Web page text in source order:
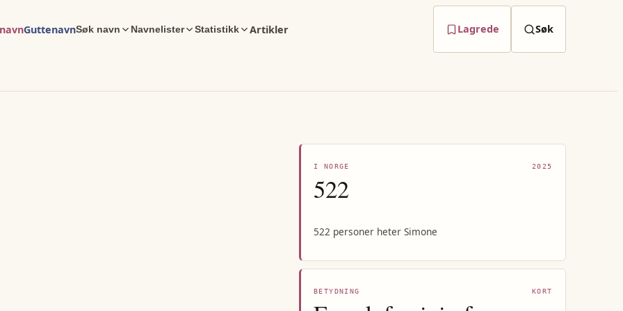
GuttenavnSøk navn Navnelister Statistikk Artikler Lagrede Søk
I NORGE 2025
522
522 personer heter Simone
BETYDNING KORT